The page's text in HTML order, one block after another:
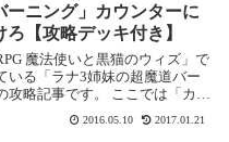
ーニング」カウンターに
ろ【攻略デッキ付き】
魔法使いと黒猫のウィズ」で
いる「ラナ3姉妹の超魔道バー
攻略記事です。 ここでは「カウ
をつけろ」を攻略します。「カ
気をつけろ」の攻略基本情報 消
2016.05.10 2017.01.21